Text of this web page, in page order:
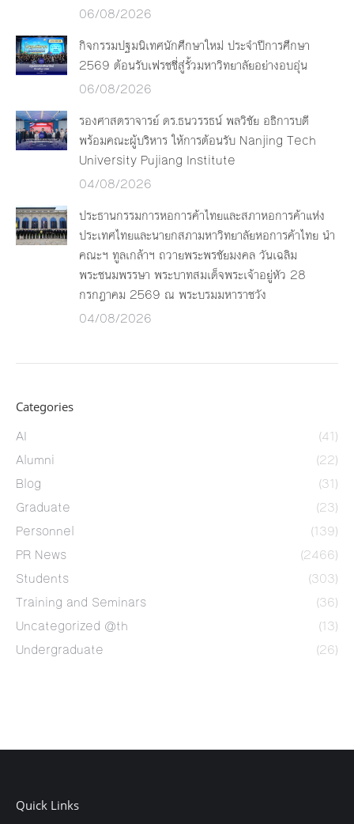
06/08/2026
กิจกรรมปฐมนิเทศนักศึกษาใหม่ ประจำปีการศึกษา
2569 ต้อนรับเฟรชชี่สู่รั้วมหาวิทยาลัยอย่างอบอุ่น
06/08/2026
รองศาสตราจารย์ ดร.ธนวรรธน์ พลวิชัย อธิการบดี
พร้อมคณะผู้บริหาร ให้การต้อนรับ Nanjing Tech
University Pujiang Institute
04/08/2026
ประธานกรรมการหอการค้าไทยและสภาหอการค้าแห่ง
ประเทศไทยและนายกสภามหาวิทยาลัยหอการค้าไทย นำ
คณะฯ ทูลเกล้าฯ ถวายพระพรชัยมงคล วันเฉลิม
พระชนมพรรษา พระบาทสมเด็จพระเจ้าอยู่หัว 28
กรกฎาคม 2569 ณ พระบรมมหาราชวัง
04/08/2026
Categories
AI
(41)
Alumni
(22)
Blog
(31)
Graduate
(23)
Personnel
(139)
PR News
(2466)
Students
(303)
Training and Seminars
(36)
Uncategorized @th
(13)
Undergraduate
(26)
Quick Links